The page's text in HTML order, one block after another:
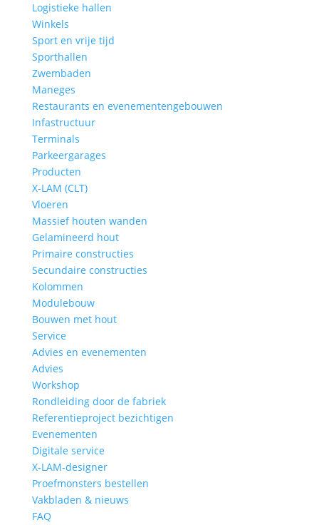
Logistieke hallen
Winkels
Sport en vrije tijd
Sporthallen
Zwembaden
Maneges
Restaurants en evenementengebouwen
Infastructuur
Terminals
Parkeergarages
Producten
X-LAM (CLT)
Vloeren
Massief houten wanden
Gelamineerd hout
Primaire constructies
Secundaire constructies
Kolommen
Modulebouw
Bouwen met hout
Service
Advies en evenementen
Advies
Workshop
Rondleiding door de fabriek
Referentieproject bezichtigen
Evenementen
Digitale service
X-LAM-designer
Proefmonsters bestellen
Vakbladen & nieuws
FAQ